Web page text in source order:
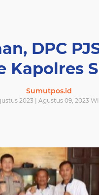
DPC
Kapolres
Sumutpos.id
2023 | Agustus 09, 2023